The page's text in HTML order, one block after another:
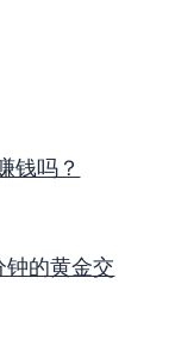
钱吗？
的黄金交